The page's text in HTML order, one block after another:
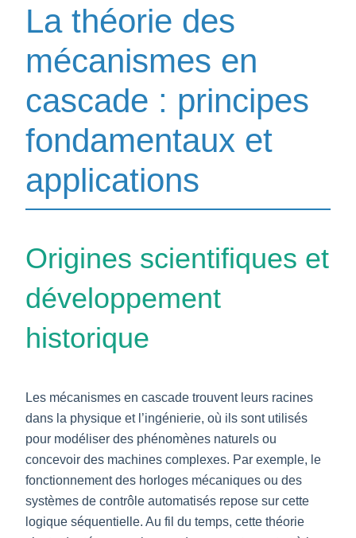
La théorie des
mécanismes en
cascade : principes
fondamentaux et
applications
Origines scientifiques et
développement
historique
Les mécanismes en cascade trouvent leurs racines
dans la physique et l’ingénierie, où ils sont utilisés
pour modéliser des phénomènes naturels ou
concevoir des machines complexes. Par exemple, le
fonctionnement des horloges mécaniques ou des
systèmes de contrôle automatisés repose sur cette
logique séquentielle. Au fil du temps, cette théorie